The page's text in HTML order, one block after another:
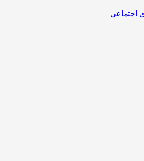
اجتماعی